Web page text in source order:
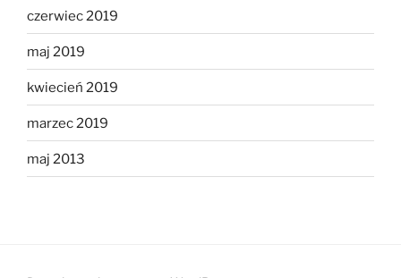
czerwiec 2019
maj 2019
kwiecień 2019
marzec 2019
maj 2013